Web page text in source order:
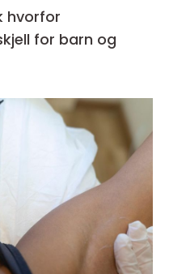
for barn og